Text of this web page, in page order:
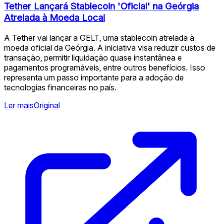
Tether Lançará Stablecoin 'Oficial' na Geórgia
Atrelada à Moeda Local
A Tether vai lançar a GELT, uma stablecoin atrelada à
moeda oficial da Geórgia. A iniciativa visa reduzir custos de
transação, permitir liquidação quase instantânea e
pagamentos programáveis, entre outros benefícios. Isso
representa um passo importante para a adoção de
tecnologias financeiras no país.
Ler maisOriginal